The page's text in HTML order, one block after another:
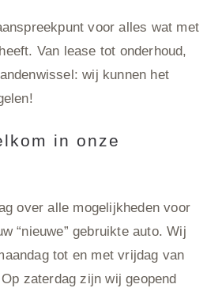
voor alles wat met
Van lease tot onderhoud,
wij kunnen het
in onze
over alle mogelijkheden voor
“nieuwe” gebruikte auto. Wij
tot en met vrijdag van
zaterdag zijn wij geopend